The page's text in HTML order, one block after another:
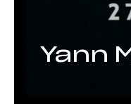
Yann